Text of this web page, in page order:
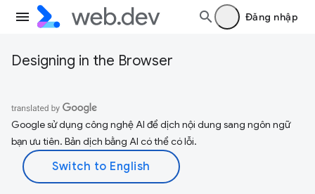
Đăng nhập
Designing in the Browser
Google sử dụng công nghệ AI để dịch nội dung sang ngôn ngữ
bạn ưu tiên. Bản dịch bằng AI có thể có lỗi.